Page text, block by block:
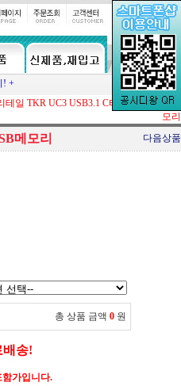
! +
테일 TKR UC3 USB3.1 C타입 OTG USB메
모리
메모리 다음상품
총 상품 금액 0 원
배송!
가입니다.